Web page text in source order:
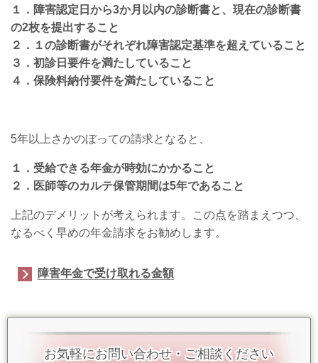
１．障害認定日から3か月以内の診断書と、現在の診断書
の2枚を提出すること
２．１の診断書がそれぞれ障害認定基準を超えていること
３．初診日要件を満たしていること
４．保険料納付要件を満たしていること
5年以上さかのぼっての請求となると、
１．受給できる年金が時効にかかること
２．医師等のカルテ保管期間は5年であること
上記のデメリットが考えられます。この点を踏まえつつ、
なるべく早めの年金請求をお勧めします。
障害年金で受け取れる金額
お気軽にお問い合わせ・ご相談ください